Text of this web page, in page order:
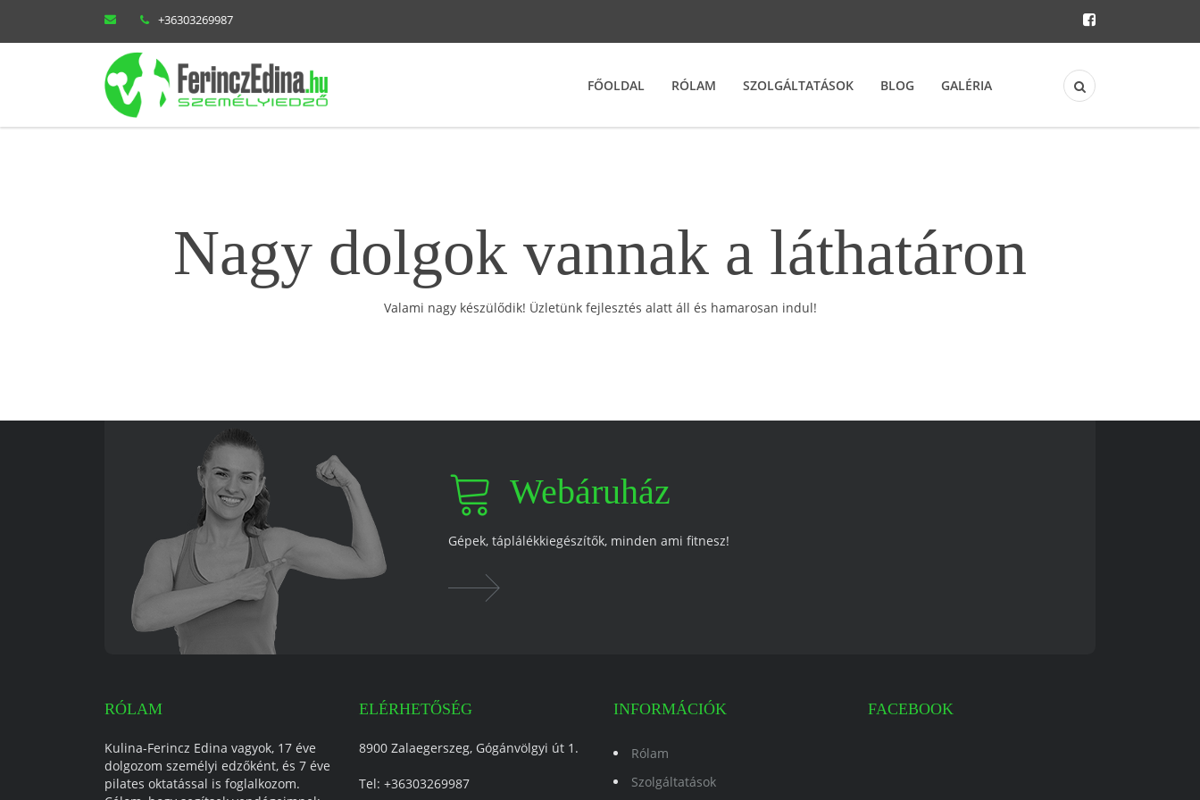
+36303269987
FŐOLDAL RÓLAM SZOLGÁLTATÁSOK BLOG GALÉRIA
Nagy dolgok vannak a láthatáron
Valami nagy készülődik! Üzletünk fejlesztés alatt áll és hamarosan indul!
Webáruház
Gépek, táplálékkiegészítők, minden ami fitnesz!
RÓLAM
Kulina-Ferincz Edina vagyok, 17 éve
dolgozom személyi edzőként, és 7 éve
pilates oktatással is foglalkozom.
ELÉRHETŐSÉG
8900 Zalaegerszeg, Gógánvölgyi út 1.
Tel: +36303269987
INFORMÁCIÓK
Rólam
Szolgáltatások
FACEBOOK